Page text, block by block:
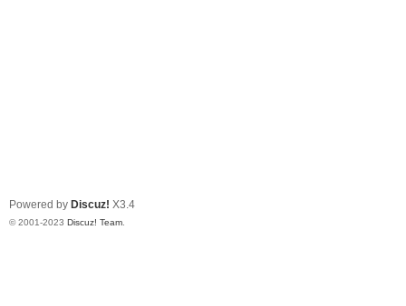
Powered by Discuz! X3.4
© 2001-2023 Discuz! Team